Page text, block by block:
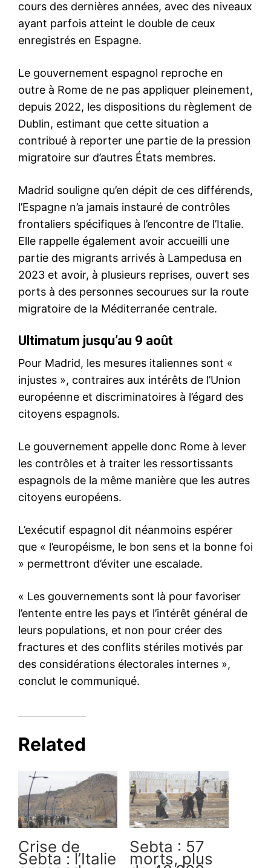
Nous contacter
Formules d’abonnement
Mon compte
Related
Mike Pompeo au siège de la
DGST à Témara
5 December 2019
In "USA"
Trump remplace le secrétaire
d’État Rex Tillerson par le
patron de la CIA Mike
Pompro
13 March 2018
Frappes en Iran : une
l’appel dans le «Situation
Room»
In "USA"